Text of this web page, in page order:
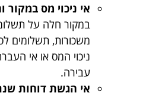
אי ניכוי מס במקור
במקור חלה על
משכורות, תשלומים
ניכוי המס או אי
עבירה.
אי הגשת דוחות